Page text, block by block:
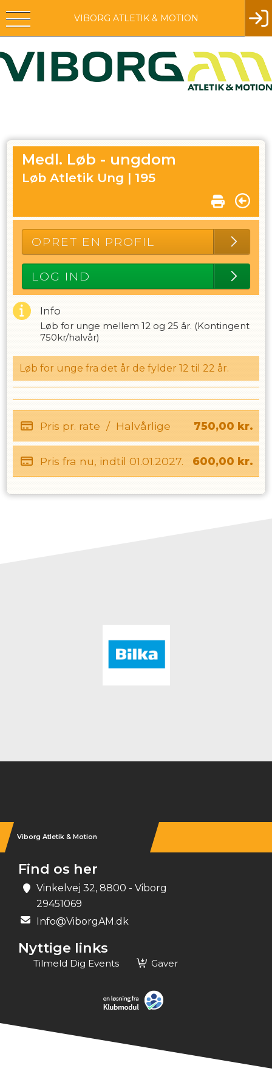
VIBORG ATLETIK & MOTION
Medl. Løb - ungdom
Løb Atletik Ung | 195
OPRET EN PROFIL
LOG IND
Info
Løb for unge mellem 12 og 25 år. (Kontingent
750kr/halvår)
Løb for unge fra det år de fylder 12 til 22 år.
Pris pr. rate / Halvårlige 750,00 kr.
Pris fra nu, indtil 01.01.2027. 600,00 kr.
Viborg Atletik & Motion
Find os her
Vinkelvej 32, 8800 - Viborg
29451069
Info@ViborgAM.dk
Nyttige links
Tilmeld Dig Events Gaver